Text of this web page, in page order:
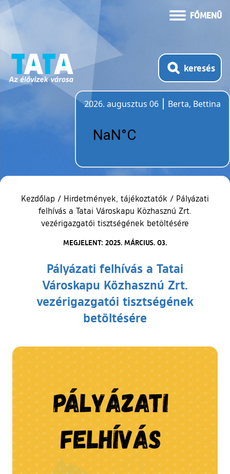
FŐMENÜ
keresés
2026. augusztus 06
Berta, Bettina
Kezdőlap / Hirdetmények, tájékoztatók / Pályázati
felhívás a Tatai Városkapu Közhasznú Zrt.
vezérigazgatói tisztségének betöltésére
MEGJELENT: 2025. MÁRCIUS. 03.
Pályázati felhívás a Tatai
Városkapu Közhasznú Zrt.
vezérigazgatói tisztségének
betöltésére